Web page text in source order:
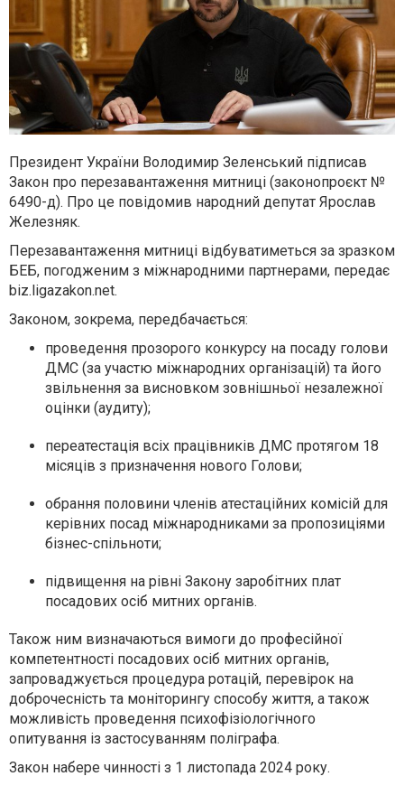
Президент України Володимир Зеленський підписав
Закон про перезавантаження митниці (законопроєкт №
6490-д). Про це повідомив народний депутат Ярослав
Железняк.
Перезавантаження митниці відбуватиметься за зразком
БЕБ, погодженим з міжнародними партнерами, передає
biz.ligazakon.net.
Законом, зокрема, передбачається:
проведення прозорого конкурсу на посаду голови
ДМС (за участю міжнародних організацій) та його
звільнення за висновком зовнішньої незалежної
оцінки (аудиту);
переатестація всіх працівників ДМС протягом 18
місяців з призначення нового Голови;
обрання половини членів атестаційних комісій для
керівних посад міжнародниками за пропозиціями
бізнес-спільноти;
підвищення на рівні Закону заробітних плат
посадових осіб митних органів.
Також ним визначаються вимоги до професійної
компетентності посадових осіб митних органів,
запроваджується процедура ротацій, перевірок на
доброчесність та моніторингу способу життя, а також
можливість проведення психофізіологічного
опитування із застосуванням поліграфа.
Закон набере чинності з 1 листопада 2024 року.